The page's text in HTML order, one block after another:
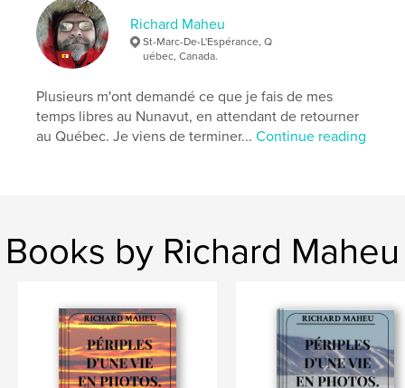
Keywords
canada , memoires , photos
Richard Maheu
St-Marc-De-L'Espérance, Q
uébec, Canada.
Plusieurs m'ont demandé ce que je fais de mes
temps libres au Nunavut, en attendant de retourner
au Québec. Je viens de terminer...Continue reading
Books by Richard Maheu